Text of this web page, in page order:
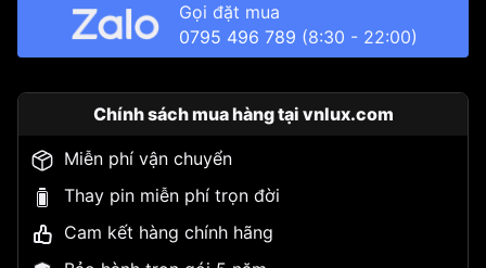
Gọi đặt mua
0795 496 789 (8:30 - 22:00)
Chính sách mua hàng tại vnlux.com
Miễn phí vận chuyển
Thay pin miễn phí trọn đời
Cam kết hàng chính hãng